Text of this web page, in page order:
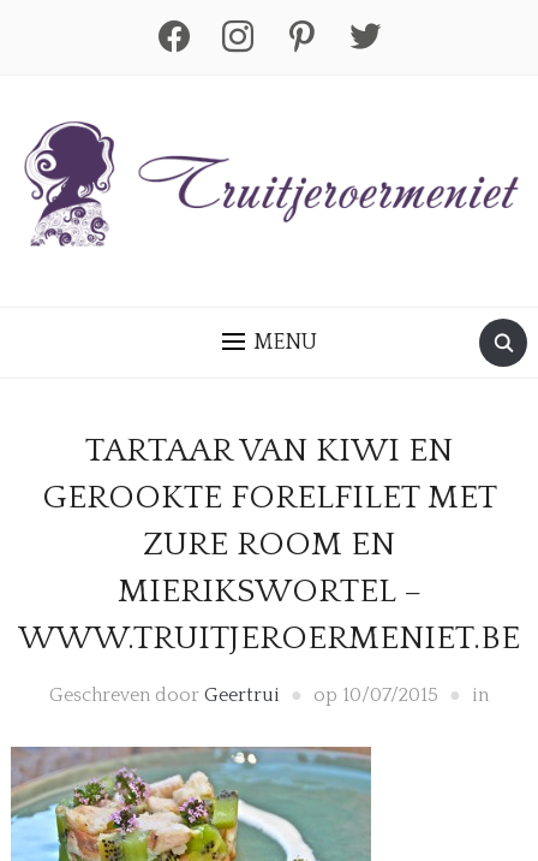
facebook instagram pinterest twitter
MENU
TARTAAR VAN KIWI EN
GEROOKTE FORELFILET MET
ZURE ROOM EN
MIERIKSWORTEL –
WWW.TRUITJEROERMENIET.BE
Geschreven door Geertrui op 10/07/2015 in